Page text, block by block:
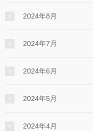
2024年8月
2024年7月
2024年6月
2024年5月
2024年4月